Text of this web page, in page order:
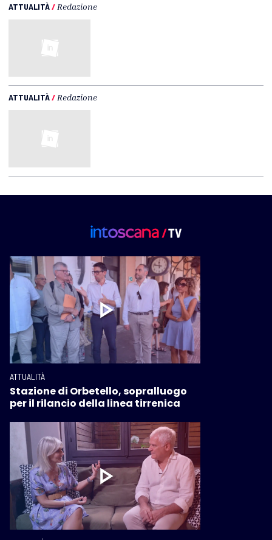
ATTUALITÀ/ Redazione
ATTUALITÀ/ Redazione
ATTUALITÀ
Stazione di Orbetello, sopralluogo
per il rilancio della linea tirrenica